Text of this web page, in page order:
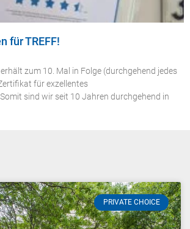
für TREFF!
zum 10. Mal in Folge (durchgehend jedes
für exzellentes
sind wir seit 10 Jahren durchgehend in
PRIVATE CHOICE